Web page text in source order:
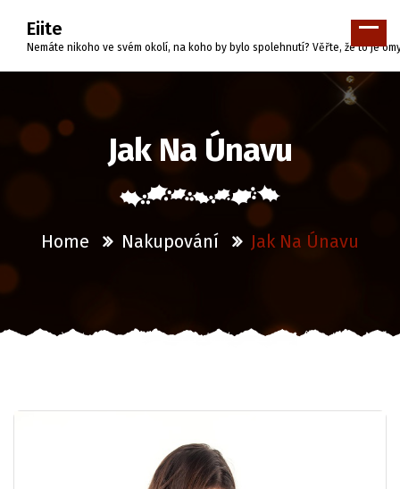
content
Eiite
Nemáte nikoho ve svém okolí, na koho by bylo spolehnutí? Věřte, že to je
Jak Na Únavu
Home Nakupování Jak Na Únavu